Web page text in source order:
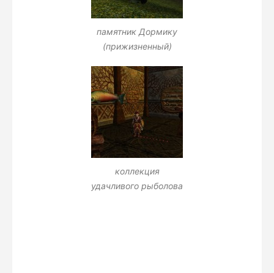
памятник Дормику
(прижизненный)
коллекция
удачливого рыболова